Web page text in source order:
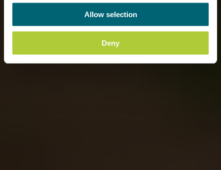
Allow selection
Deny